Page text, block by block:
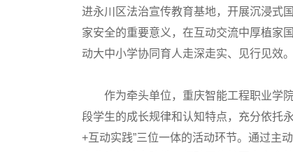
进永川区法治宣传教育基地，开展沉浸式
家安全的重要意义，在互动交流中厚植家
动大中小学协同育人走深走实、见行见效。
作为牵头单位，重庆智能工程职业学
段学生的成长规律和认知特点，充分依托
+互动实践”三位一体的活动环节。通过主